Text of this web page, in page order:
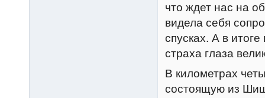
что ждет нас на
видела себя
спусках. А в
страха глаза
В километрах
состоящую из